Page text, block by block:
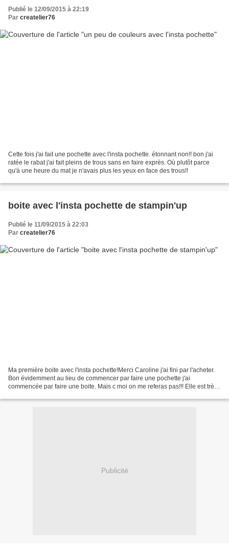
Publié le 12/09/2015 à 22:19
Par createlier76
Cette fois j'ai fait une pochette avec l'insta pochette. étonnant non!! bon j'ai
ratée le rabat j'ai fait pleins de trous sans en faire exprès. Où plutôt parce
qu'à une heure du mat je n'avais plus les yeux en face des trous!!
boite avec l'insta pochette de stampin'up
Publié le 11/09/2015 à 22:03
Par createlier76
Ma première boite avec l'insta pochette!Merci Caroline j'ai fini par l'acheter.
Bon évidemment au lieu de commencer par faire une pochette j'ai
commencée par faire une boite. Mais c moi on me referas pas!!! Elle est très
Publicité